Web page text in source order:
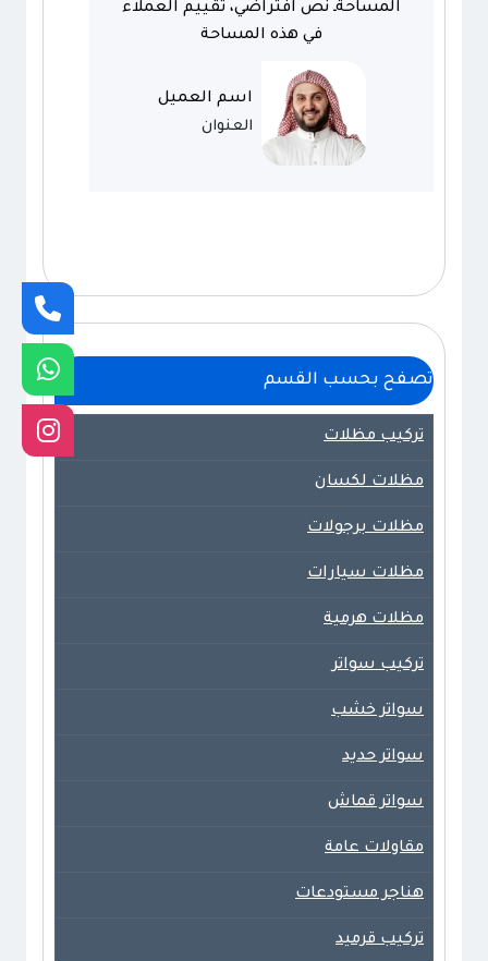
المساحةـ نص افتراضي، تقييم العملاء
في هذه المساحة
اسم العميل
العنوان
تصفح بحسب القسم
تركيب مظلات
مظلات لكسان
مظلات برجولات
مظلات سيارات
مظلات هرمية
تركيب سواتر
سواتر خشب
سواتر حديد
سواتر قماش
مقاولات عامة
هناجر مستودعات
تركيب قرميد